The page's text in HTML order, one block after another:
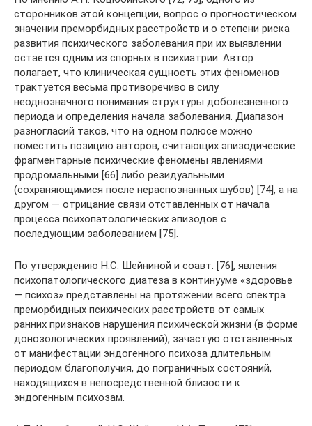
сторонников этой концепции, вопрос о прогностическом
значении преморбидных расстройств и о степени риска
развития психического заболевания при их выявлении
остается одним из спорных в психиатрии. Автор
полагает, что клиническая сущность этих феноменов
трактуется весьма противоречиво в силу
неоднозначного понимания структуры доболезненного
периода и определения начала заболевания. Диапазон
разногласий таков, что на одном полюсе можно
поместить позицию авторов, считающих эпизодические
фрагментарные психические феномены явлениями
продромальными [66] либо резидуальными
(сохраняющимися после нераспознанных шубов) [74], а на
другом — отрицание связи отставленных от начала
процесса психопатологических эпизодов с
последующим заболеванием [75].
По утверждению Н.С. Шейниной и соавт. [76], явления
психопатологического диатеза в континууме «здоровье
— психоз» представлены на протяжении всего спектра
преморбидных психических расстройств от самых
ранних признаков нарушения психической жизни (в форме
донозологических проявлений), зачастую отставленных
от манифестации эндогенного психоза длительным
периодом благополучия, до пограничных состояний,
находящихся в непосредственной близости к
эндогенным психозам.